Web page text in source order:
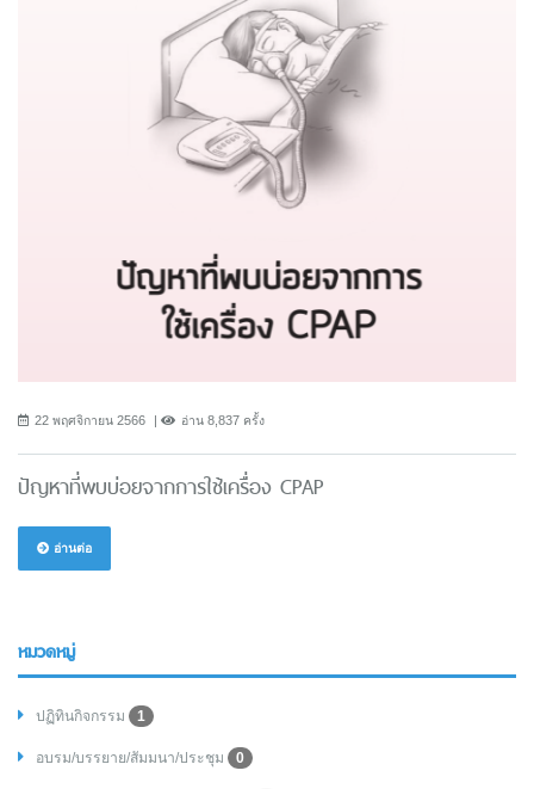
22 พฤศจิกายน 2566 อ่าน 8,837 ครั้ง
ปัญหาที่พบบ่อยจากการใช้เครื่อง CPAP
อ่านต่อ
หมวดหมู่
ปฏิทินกิจกรรม 1
อบรม/บรรยาย/สัมมนา/ประชุม 0